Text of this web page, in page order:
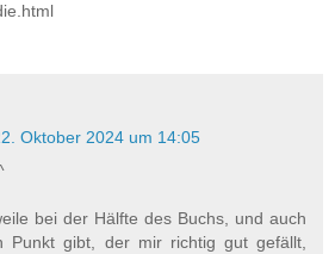
Oktober 2024 um 14:05
bei der Hälfte des Buchs, und auch
Punkt gibt, der mir richtig gut gefällt,